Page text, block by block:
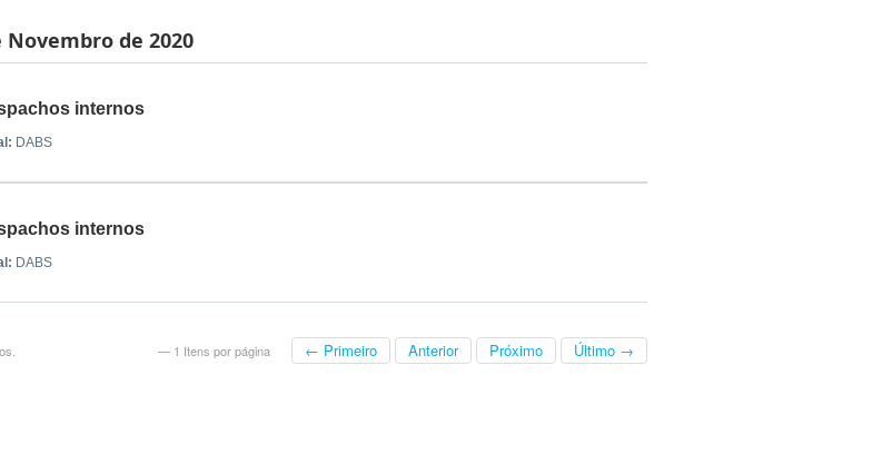
de 2020
internos
DABS
internos
DABS
— 1 Itens por página ← Primeiro Anterior Próximo Último →